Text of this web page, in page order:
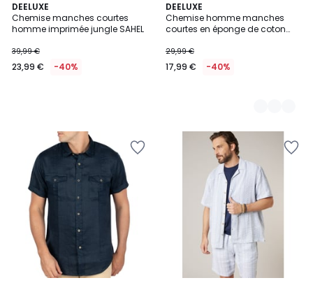
DEELUXE
Chemise manches courtes
homme imprimée jungle SAHEL
39,99 €
23,99 € -40%
DEELUXE
Chemise homme manches
courtes en éponge de coton
29,99 €
17,99 € -40%
2
Couleurs